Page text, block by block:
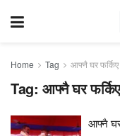
Home Tag आफ्नै घर
Tag: आफ्नै घर
आफ्नै घर